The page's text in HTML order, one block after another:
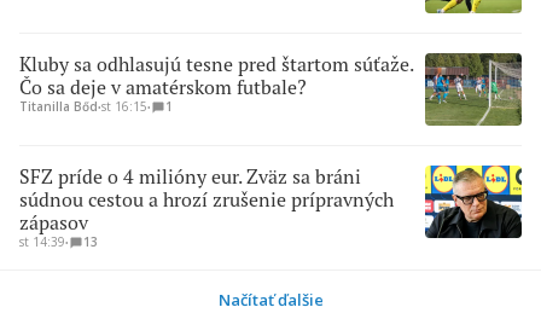
Kluby sa odhlasujú tesne pred štartom súťaže.
Čo sa deje v amatérskom futbale?
Titanilla Bőd∙st 16:15∙ 1
SFZ príde o 4 milióny eur. Zväz sa bráni
súdnou cestou a hrozí zrušenie prípravných
zápasov
st 14:39∙ 13
Načítať ďalšie